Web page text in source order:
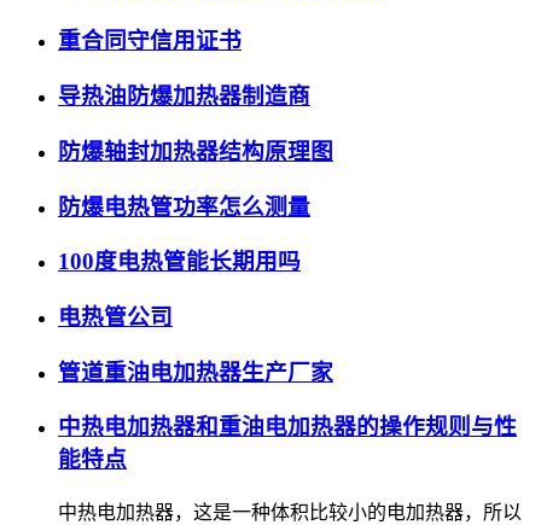
重合同守信用证书
导热油防爆加热器制造商
防爆轴封加热器结构原理图
防爆电热管功率怎么测量
100度电热管能长期用吗
电热管公司
管道重油电加热器生产厂家
中热电加热器和重油电加热器的操作规则与性
能特点
中热电加热器，这是一种体积比较小的电加热器，所以